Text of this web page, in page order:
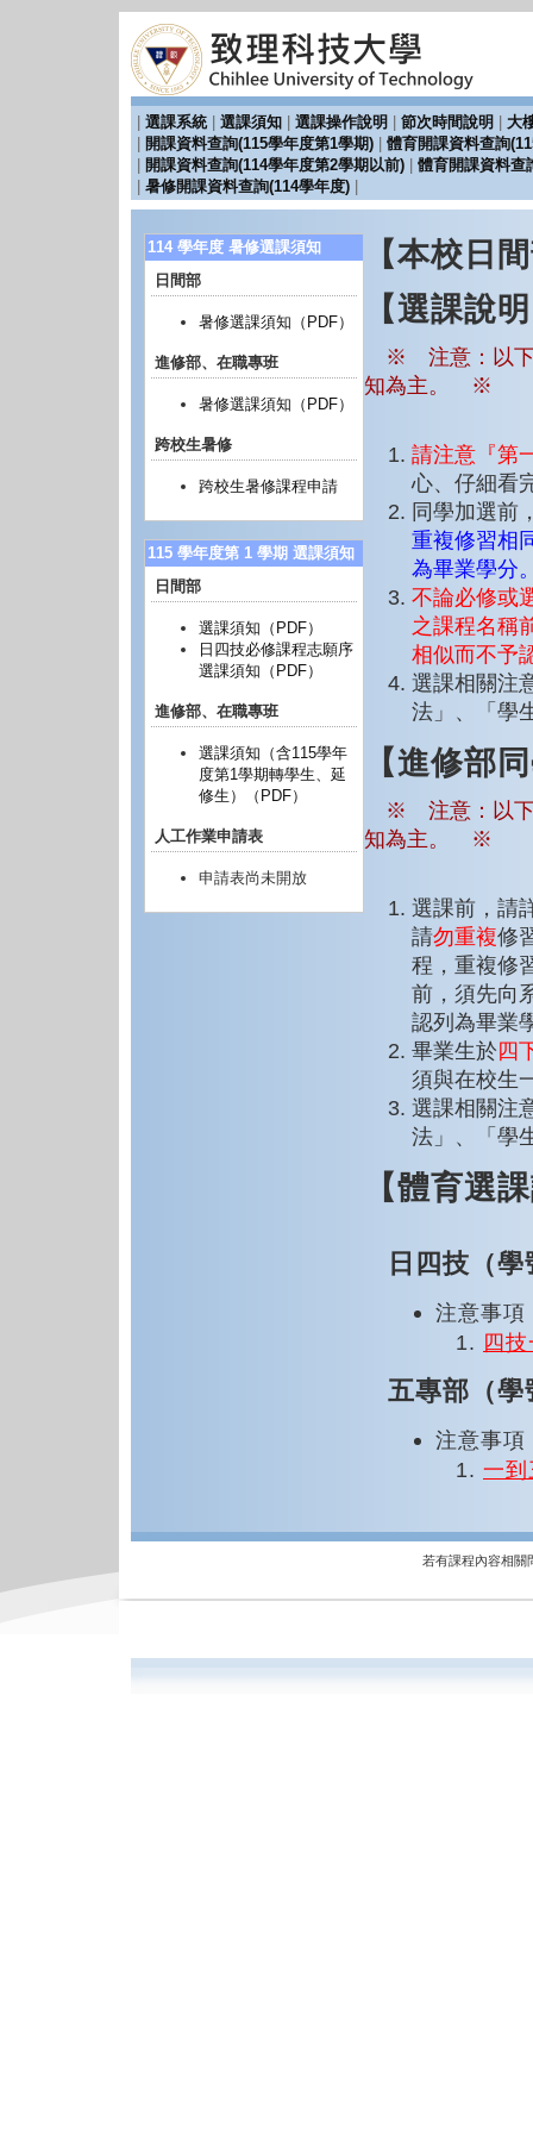
選課系統| 選課須知 選課操作說明 節次時間說明
大
開課資料查詢(115學年度第1學期)
體育開課資料查詢
開課資料查詢(114學年度第2學期以前)
體育開課資料查
暑修開課資料查詢(114學年度)
114 學年度 暑修選課須知
日間部
暑修選課須知（PDF）
進修部、在職專班
暑修選課須知（PDF）
跨校生暑修
跨校生暑修課程申請
115 學年度第 1 學期 選課須知
日間部
選課須知（PDF）
日四技必修課程志願序
選課須知（PDF）
進修部、在職專班
選課須知（含115學年
度第1學期轉學生、延
修生）（PDF）
人工作業申請表
申請表尚未開放
【本校日
【選課說
※ 注意：以下
知為主。 ※
請注意『第
心、仔細看
同學加選前
重複修習相
為畢業學分
不論必修或
之課程名稱
相似而不予
選課相關注
法」、「學
【進修部
※ 注意：以下
知為主。 ※
選課前，請
請勿重複修
程，重複修
前，須先向
認列為畢業
畢業生於 四
須與在校生
選課相關注
法」、「學
【體育選
日四技（
注意事項
四
五專部（學
注意事項
一
若有課程內容相關